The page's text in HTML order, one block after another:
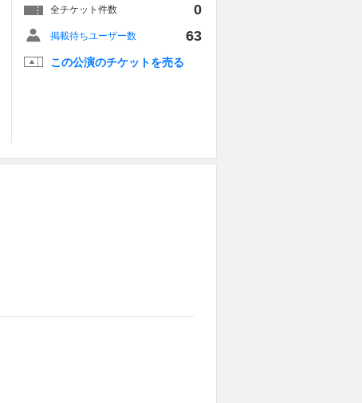
全チケット件数 0
掲載待ちユーザー数 63
この公演のチケットを売る